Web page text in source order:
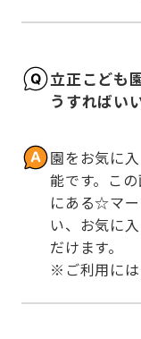
立正こども
うすればい
園をお気に
能です。こ
にある☆マ
い、お気に
だけます。
※ご利用に